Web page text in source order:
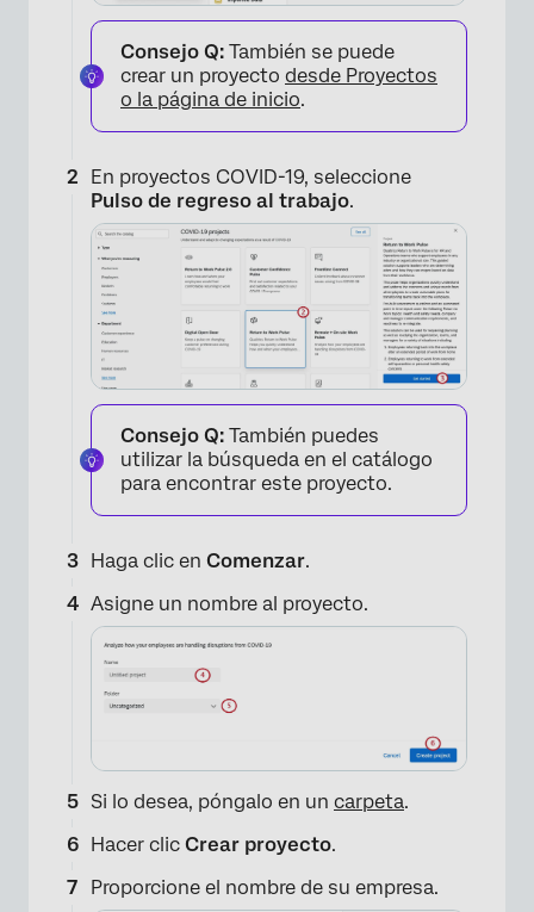
×
Consejo Q: También se puede
crear un proyecto desde Proyectos
o la página de inicio.
En proyectos COVID-19, seleccione
Pulso de regreso al trabajo.
Consejo Q: También puedes
utilizar la búsqueda en el catálogo
para encontrar este proyecto.
Haga clic en Comenzar.
Asigne un nombre al proyecto.
Si lo desea, póngalo en un carpeta.
Hacer clic Crear proyecto.
Proporcione el nombre de su empresa.